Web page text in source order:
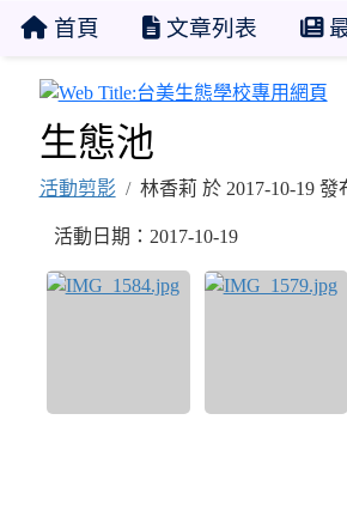
首頁 文章列表
生態池
活動剪影 林香莉 於 2017-10-19
活動日期：2017-10-19